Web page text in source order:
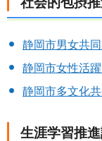
静岡市男女共
静岡市女性活
静岡市多文化
生涯学習推